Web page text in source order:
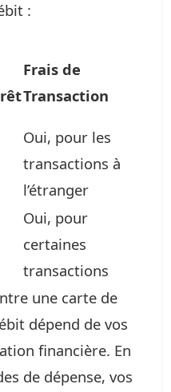
:
Frais de
Transaction
Oui, pour les
transactions à
l’étranger
Oui, pour
certaines
transactions
une carte de
dépend de vos
financière. En
de dépense, vos